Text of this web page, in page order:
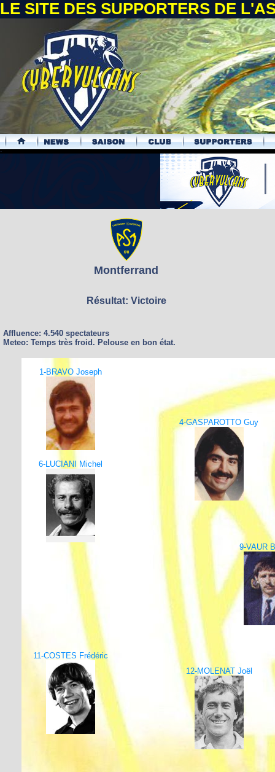
LE SITE DES SUPPORTERS DE
.
Montferrand
Résultat: Victoire
Affluence: 4.540 spectateurs
Meteo: Temps très froid. Pelouse en bon état.
1-BRAVO Joseph
4-GASPAROTTO Guy
6-LUCIANI Michel
9-VAUR
11-COSTES Frédéric
12-MOLENAT Joël